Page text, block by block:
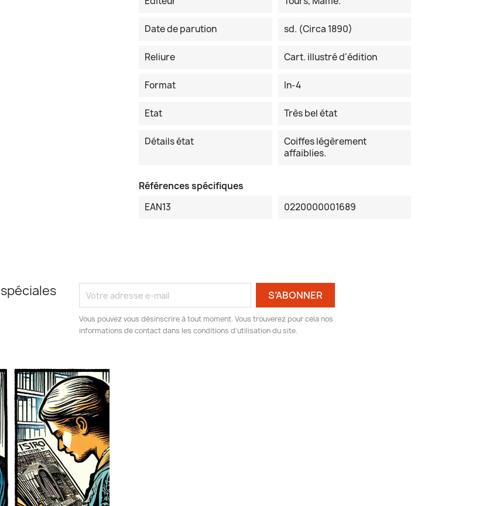
Date de parution sd. (Circa 1890)
Reliure Cart. illustré d'édition
Format In-4
Etat Très bel état
Détails état
Coiffes légèrement
affaiblies.
Références spécifiques
EAN13
0220000001689
Vous pouvez vous désinscrire à tout moment. Vous trouverez pour cela nos
informations de contact dans les conditions d'utilisation du site.